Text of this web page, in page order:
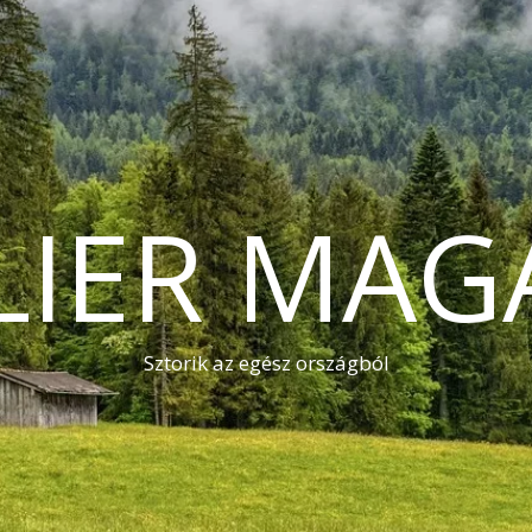
Sztorik az egész országból